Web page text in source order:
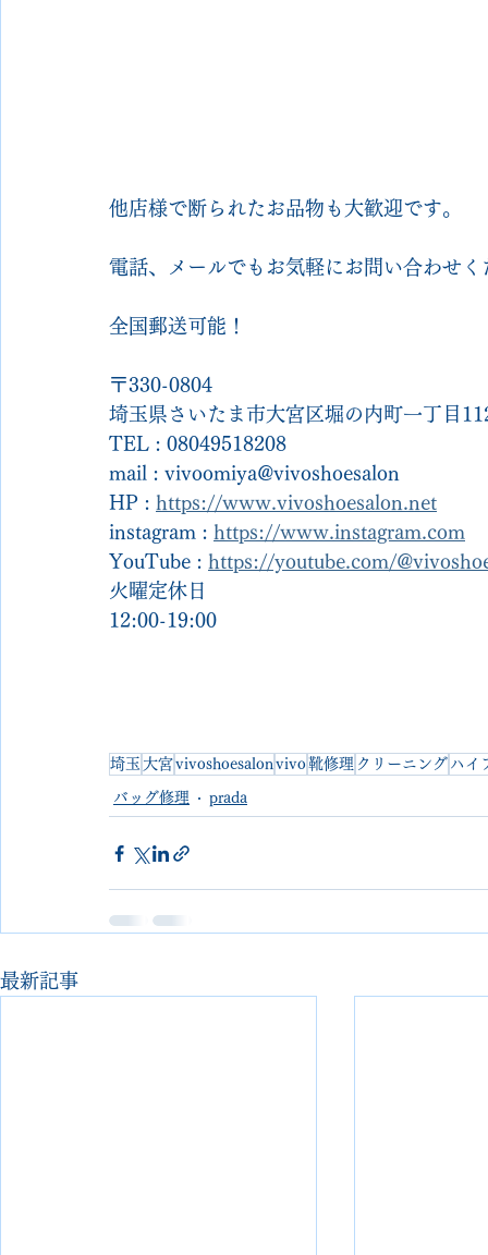
他店様で断られたお品物も大歓迎です。
電話、メールでもお気軽にお問い合わせく
全国郵送可能！
〒330-0804
埼玉県さいたま市大宮区堀の内町一丁目
TEL : 08049518208
mail : vivoomiya@vivoshoesalon
HP : https://www.vivoshoesalon.net
instagram : https://www.instagram.com
YouTube : https://youtube.com/
火曜定休日
12:00-19:00
埼玉 大宮vivoshoesalon vivo靴修理 クリーニング ハイ
バッグ修理 prada
最新記事